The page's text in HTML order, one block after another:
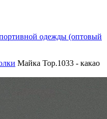
одежды (оптовый
Майка Top.1033 - какао